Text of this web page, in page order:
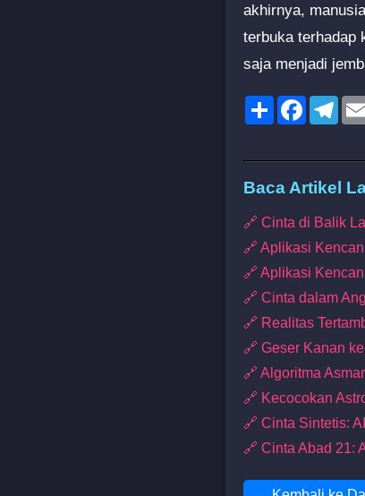
akhirnya,
terbuka terhadap
saja menjadi
ShareFacebook
Baca Artikel
🔗 Cinta di Balik
🔗 Aplikasi
🔗 Aplikasi
🔗 Cinta dalam
🔗 Realitas
🔗 Geser Kanan
🔗 Algoritma
🔗 Kecocokan
🔗 Cinta Sintetis:
🔗 Cinta Abad 21: